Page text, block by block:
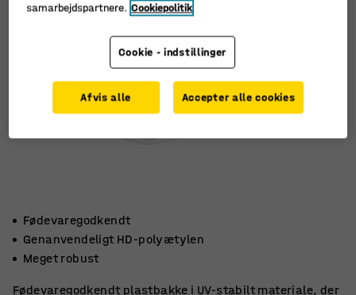
Fødevaregodkendt
Genanvendeligt HD-polyætylen
Meget robust
Fødevaregodkendt plastbakke i UV-stabilt materiale, der
samarbejdspartnere. Cookiepolitik
Cookie - indstillinger
Afvis alle Accepter alle cookies